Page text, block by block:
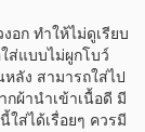
อก ทำให้ไม่ดูเรียบ
ส่แบบไม่ผูกโบว์
ลัง สามารถใส่ไป
กผ้านำเข้าเนื้อดี มี
ส่ได้เรื่อยๆ ควรมี